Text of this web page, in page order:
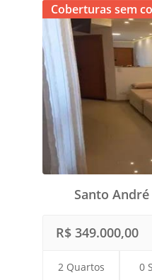
Coberturas sem
Santo André
R$ 349.000,00
2 Quartos 0